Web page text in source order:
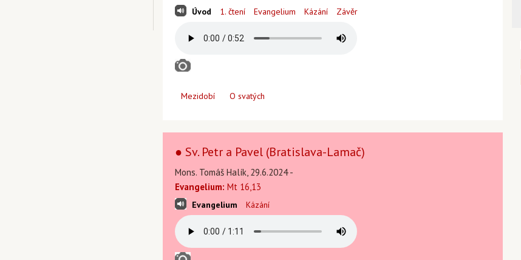
Úvod 1. čtení Evangelium Kázání Závěr
Mezidobí O svatých
● Sv. Petr a Pavel (Bratislava-Lamač)
Mons. Tomáš Halík, 29.6.2024 -
Evangelium: Mt 16,13
Evangelium Kázání